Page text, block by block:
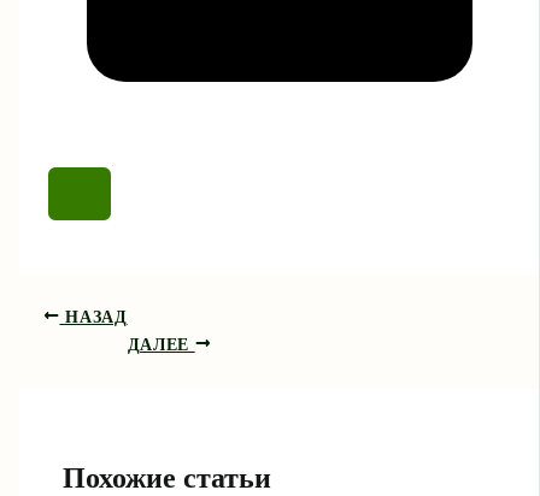
НАЗАД
ДАЛЕЕ
Похожие статьи